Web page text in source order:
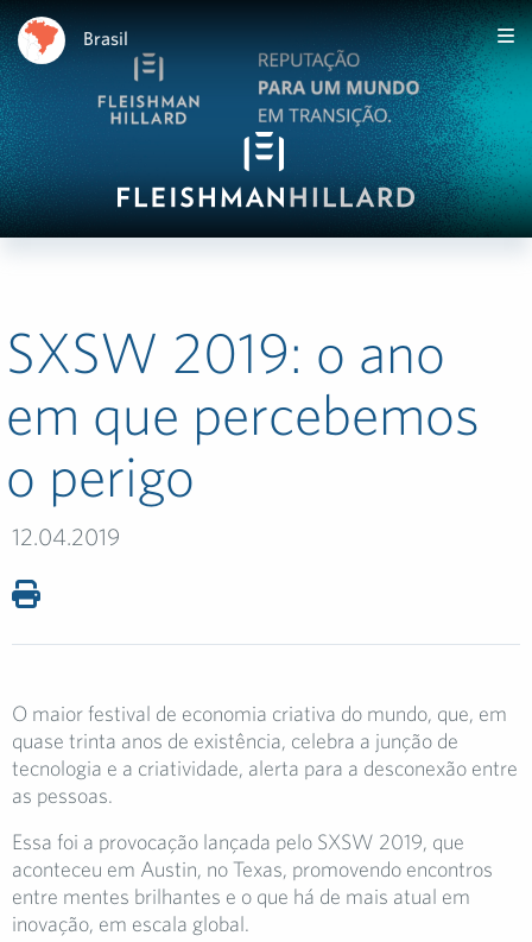
Brasil
SXSW 2019: o ano
em que percebemos
o perigo
12.04.2019
O maior festival de economia criativa do mundo, que, em
quase trinta anos de existência, celebra a junção de
tecnologia e a criatividade, alerta para a desconexão entre
as pessoas.
Essa foi a provocação lançada pelo SXSW 2019, que
aconteceu em Austin, no Texas, promovendo encontros
entre mentes brilhantes e o que há de mais atual em
inovação, em escala global.